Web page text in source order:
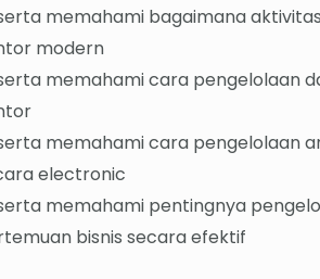
memahami bagaimana
modern
memahami cara pengelolaan
memahami cara pengelolaan
electronic
memahami pentingnya
bisnis secara efektif